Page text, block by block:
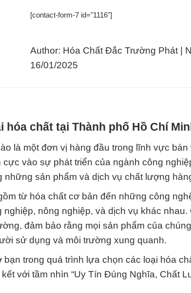
[contact-form-7 id="1116"]
Author: Hóa Chất Đắc Trường Phát |
16/01/2025
chất tại Thành phố Hồ Chí
là một đơn vị hàng đầu trong lĩnh vực bán
vào sự phát triển của ngành công
sản phẩm và dịch vụ chất lượng
từ hóa chất cơ bản đến những công
nông nghiệp, và dịch vụ khác nhau.
đảm bảo rằng mọi sản phẩm của
sử dụng và môi trường xung quanh.
trong quá trình lựa chọn các loại hóa
với tầm nhìn “Uy Tín Đúng Nghĩa, Chất